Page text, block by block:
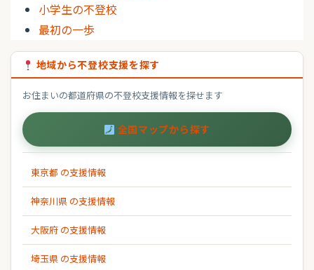
小学生の不登校
最初の一歩
地域から不登校支援を探す
お住まいの都道府県の不登校支援情報を探せます
全国マップから探す
東京都 の支援情報
神奈川県 の支援情報
大阪府 の支援情報
埼玉県 の支援情報